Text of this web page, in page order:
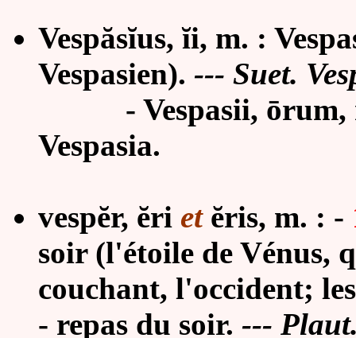
Vespăsĭus, ĭi, m. :
Vespasien). --- Suet.
- Vespasii, ōrum,
Vespasia.
vespĕr, ĕri etĕris, m. : -
soir (l'étoile de Vénus,
couchant, l'occident;
- repas du soir. ---